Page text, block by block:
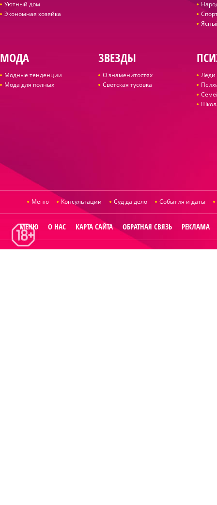
Уютный дом
Экономная хозяйка
МОДА
Модные тенденции
Мода для полных
ЗВЕЗДЫ
О знаменитостях
Светская тусовка
Леди
Меню Консультации Суд да дело События и даты
МЕНЮ О НАС КАРТА САЙТА ОБРАТНАЯ СВЯЗЬ РЕКЛАМА